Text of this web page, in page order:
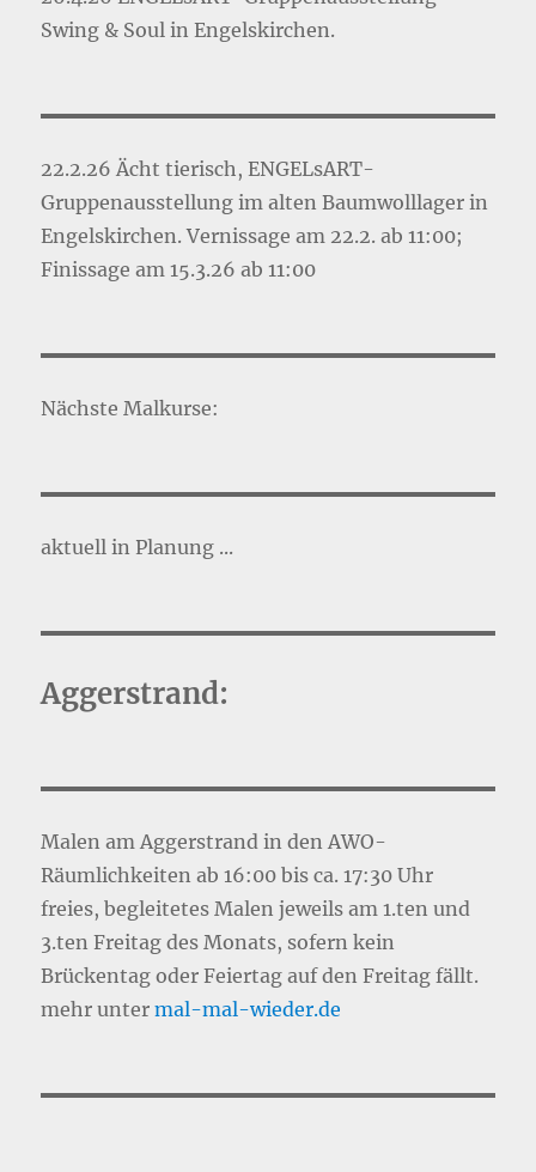
Swing & Soul in Engelskirchen.
22.2.26 Ächt tierisch, ENGELsART-
Gruppenausstellung im alten Baumwolllager in
Engelskirchen. Vernissage am 22.2. ab 11:00;
Finissage am 15.3.26 ab 11:00
Nächste Malkurse:
aktuell in Planung ...
Aggerstrand:
Malen am Aggerstrand in den AWO-
Räumlichkeiten ab 16:00 bis ca. 17:30 Uhr
freies, begleitetes Malen jeweils am 1.ten und
3.ten Freitag des Monats, sofern kein
Brückentag oder Feiertag auf den Freitag fällt.
mehr untermal-mal-wieder.de